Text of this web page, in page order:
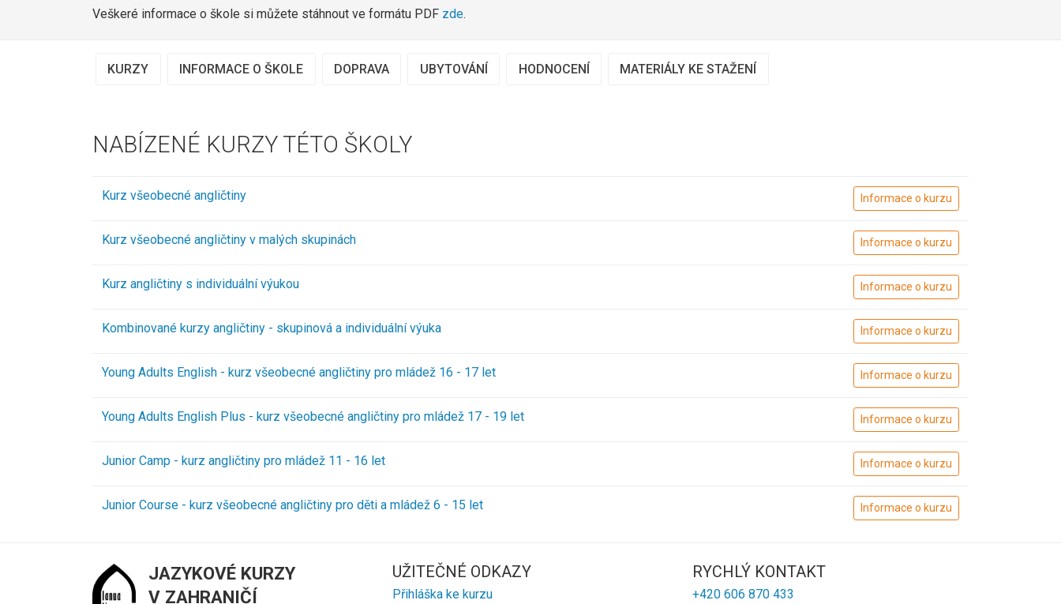
Veškeré informace o škole si můžete stáhnout ve formátu PDF zde.
KURZY INFORMACE O ŠKOLE DOPRAVA UBYTOVÁNÍ HODNOCENÍ MATERIÁLY KE STAŽENÍ
NABÍZENÉ KURZY TÉTO ŠKOLY
Kurz všeobecné angličtiny Informace o kurzu
Kurz všeobecné angličtiny v malých skupinách Informace o kurzu
Kurz angličtiny s individuální výukou Informace o kurzu
Kombinované kurzy angličtiny - skupinová a individuální výuka Informace o kurzu
Young Adults English - kurz všeobecné angličtiny pro mládež 16 - 17 let Informace o kurzu
Young Adults English Plus - kurz všeobecné angličtiny pro mládež 17 - 19 let Informace o kurzu
Junior Camp - kurz angličtiny pro mládež 11 - 16 let Informace o kurzu
Junior Course - kurz všeobecné angličtiny pro děti a mládež 6 - 15 let Informace o kurzu
JAZYKOVÉ KURZY
V ZAHRANIČÍ
UŽITEČNÉ ODKAZY
Přihláška ke kurzu
RYCHLÝ KONTAKT
+420 606 870 433